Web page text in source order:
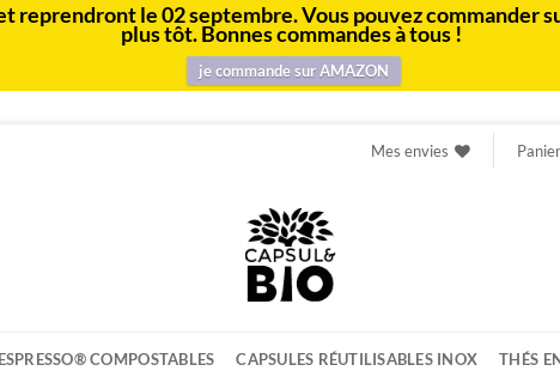
reprendront le 02 septembre. Vous pouvez commander
plus tôt. Bonnes commandes à tous !
je commande sur AMAZON
Mes envies
COMPOSTABLES CAPSULES RÉUTILISABLES INOX THÉS